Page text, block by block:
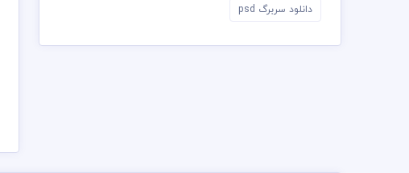
دانلود سربرگ psd